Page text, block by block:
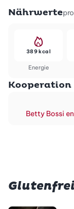
Nährwerte
Energie
389 kcal
Kooperation
Betty Bossi